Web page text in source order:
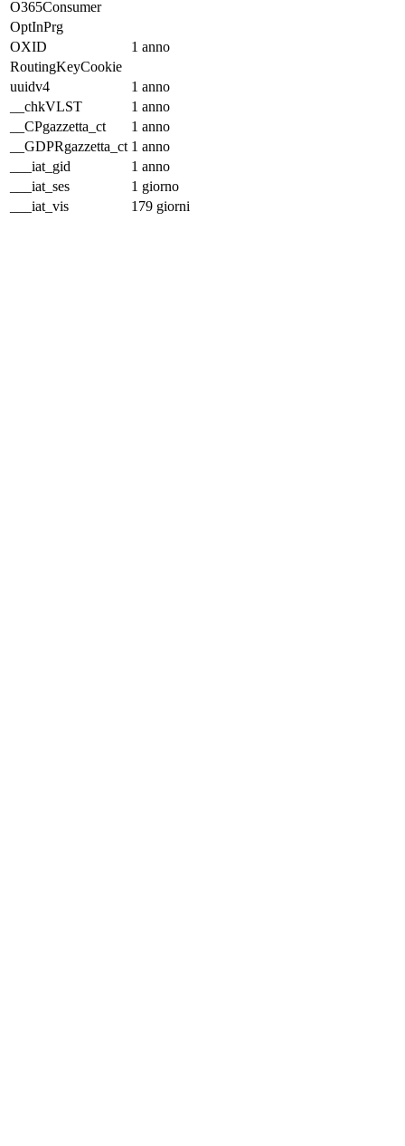
O365Consumer
OptInPrg
OXID
1 anno
RoutingKeyCookie
uuidv4
1 anno
__chkVLST
1 anno
__CPgazzetta_ct
1 anno
__GDPRgazzetta_ct 1 anno
___iat_gid
1 anno
___iat_ses
1 giorno
___iat_vis
179 giorni